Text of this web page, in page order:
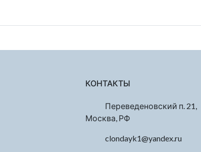
КОНТАКТЫ
Переведеновский п. 21,
Москва, РФ
clondayk1@yandex.ru